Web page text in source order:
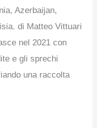
Azerbaijan,
di Matteo Vittuari
nel 2021 con
e gli sprechi
una raccolta